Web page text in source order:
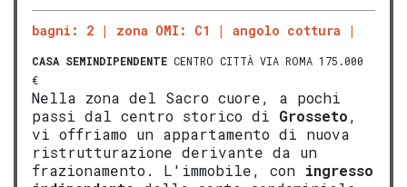
bagni: 2 zona OMI: C1 angolo cottura
CASA SEMINDIPENDENTE CENTRO CITTÀ VIA ROMA 175.000
€
Nella zona del Sacro cuore, a pochi
passi dal centro storico di Grosseto,
vi offriamo un appartamento di nuova
ristrutturazione derivante da un
frazionamento. L'immobile, con ingresso